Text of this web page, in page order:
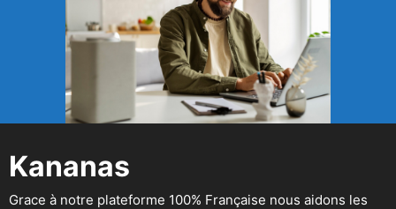
Kananas
Grace à notre plateforme 100% Française nous aidons les